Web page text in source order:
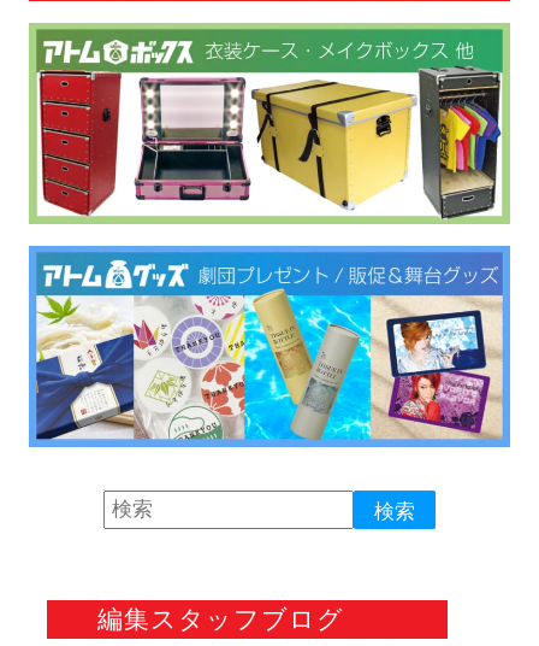
編集スタッフブログ